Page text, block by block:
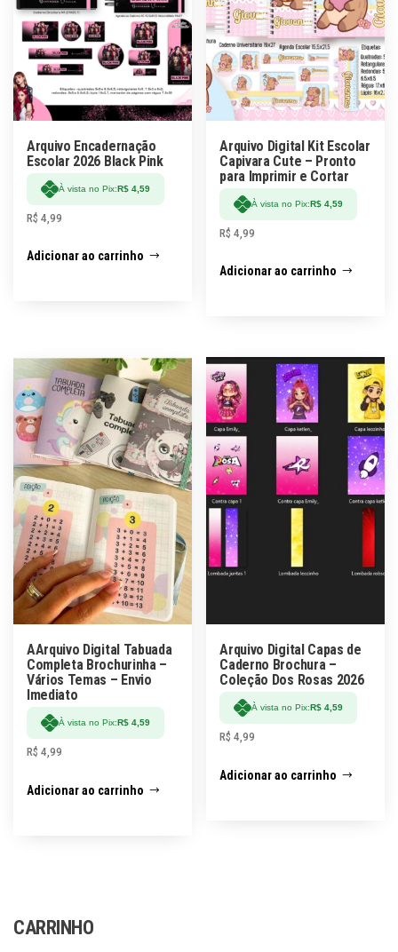
Arquivo Encadernação
Escolar 2026 Black Pink
À vista no Pix:R$ 4,59
R$ 4,99
Adicionar ao carrinho
Arquivo Digital Kit Escolar
Capivara Cute – Pronto
para Imprimir e Cortar
À vista no Pix:R$ 4,59
R$ 4,99
Adicionar ao carrinho
AArquivo Digital Tabuada
Completa Brochurinha –
Vários Temas – Envio
Imediato
À vista no Pix: R$ 4,59
R$ 4,99
Adicionar ao carrinho
Arquivo Digital Capas de
Caderno Brochura –
Coleção Dos Rosas 2026
À vista no Pix: R$ 4,59
R$ 4,99
Adicionar ao carrinho
CARRINHO